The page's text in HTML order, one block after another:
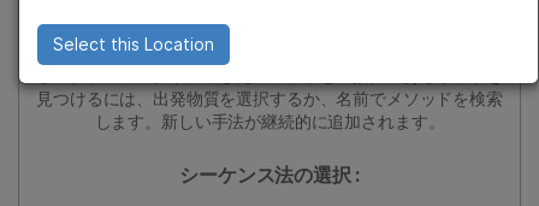
お気に入りの分野を選択
このツールを使用して、科学文献から編集された最先端の次世
代実験シーケンス（NGS）ライブラリー調製法を探索してくだ
見つけるには、出発物質を選択するか、名前でメソッドを検索
します。新しい手法が継続的に追加されます。
シーケンス法の選択
Select this Location